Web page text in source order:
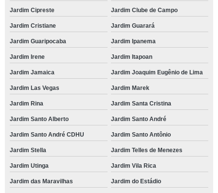
Jardim Cipreste Jardim Clube de Campo
Jardim Cristiane Jardim Guarará
Jardim Guaripocaba Jardim Ipanema
Jardim Irene Jardim Itapoan
Jardim Jamaica Jardim Joaquim Eugênio de Lima
Jardim Las Vegas Jardim Marek
Jardim Rina Jardim Santa Cristina
Jardim Santo Alberto Jardim Santo André
Jardim Santo André CDHU Jardim Santo Antônio
Jardim Stella Jardim Telles de Menezes
Jardim Utinga Jardim Vila Rica
Jardim das Maravilhas Jardim do Estádio